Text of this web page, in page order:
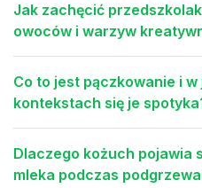
Jak zachęcić
owoców i warzyw
Co to jest pączkowanie i w
kontekstach się je
Dlaczego kożuch pojawia
mleka podczas